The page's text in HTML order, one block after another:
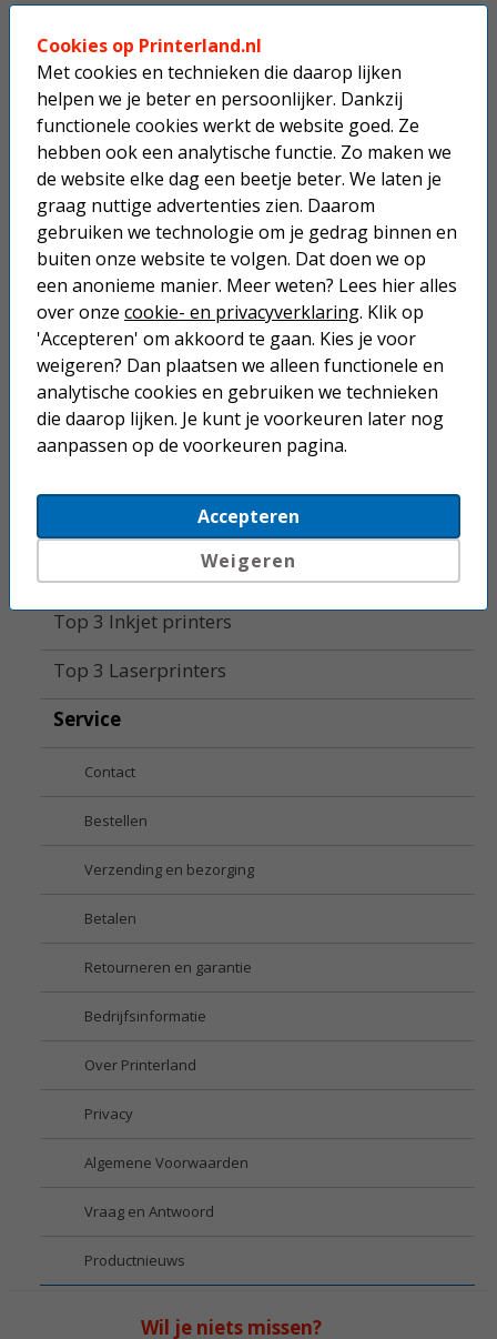
Inkjetprinters
Laserprinters
All-in-one printers
Beletteringsystemen
Labelprinters
Alle printers
Mobiele printers
Accessoires
Supplies
Top 3 Inkjet printers
Top 3 Laserprinters
Service
Contact
Bestellen
Verzending en bezorging
Betalen
Retourneren en garantie
Bedrijfsinformatie
Over Printerland
Privacy
Algemene Voorwaarden
Vraag en Antwoord
Productnieuws
Wil je niets missen?
Cookies op Printerland.nl
Met cookies en technieken die daarop lijken
helpen we je beter en persoonlijker. Dankzij
functionele cookies werkt de website goed. Ze
hebben ook een analytische functie. Zo maken we
de website elke dag een beetje beter. We laten je
graag nuttige advertenties zien. Daarom
gebruiken we technologie om je gedrag binnen en
buiten onze website te volgen. Dat doen we op
een anonieme manier. Meer weten? Lees hier alles
over onze cookie- en privacyverklaring. Klik op
'Accepteren' om akkoord te gaan. Kies je voor
weigeren? Dan plaatsen we alleen functionele en
analytische cookies en gebruiken we technieken
die daarop lijken. Je kunt je voorkeuren later nog
aanpassen op de voorkeuren pagina.
Accepteren
Weigeren